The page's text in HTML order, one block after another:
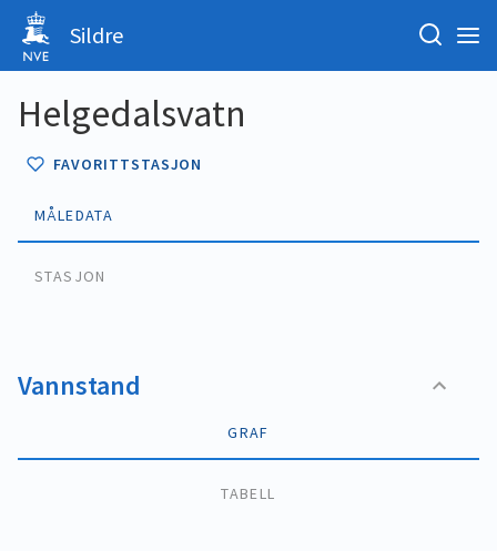
Sildre
Helgedalsvatn
FAVORITTSTASJON
MÅLEDATA
STASJON
Vannstand
GRAF
TABELL